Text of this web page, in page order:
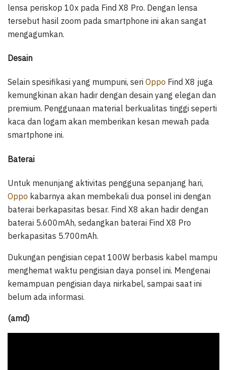
lensa periskop 10x pada Find X8 Pro. Dengan lensa
tersebut hasil zoom pada smartphone ini akan sangat
mengagumkan.
Desain
Selain spesifikasi yang mumpuni, seri Oppo Find X8 juga
kemungkinan akan hadir dengan desain yang elegan dan
premium. Penggunaan material berkualitas tinggi seperti
kaca dan logam akan memberikan kesan mewah pada
smartphone ini.
Baterai
Untuk menunjang aktivitas pengguna sepanjang hari,
Oppo kabarnya akan membekali dua ponsel ini dengan
baterai berkapasitas besar. Find X8 akan hadir dengan
baterai 5.600mAh, sedangkan baterai Find X8 Pro
berkapasitas 5.700mAh.
Dukungan pengisian cepat 100W berbasis kabel mampu
menghemat waktu pengisian daya ponsel ini. Mengenai
kemampuan pengisian daya nirkabel, sampai saat ini
belum ada informasi.
(amd)